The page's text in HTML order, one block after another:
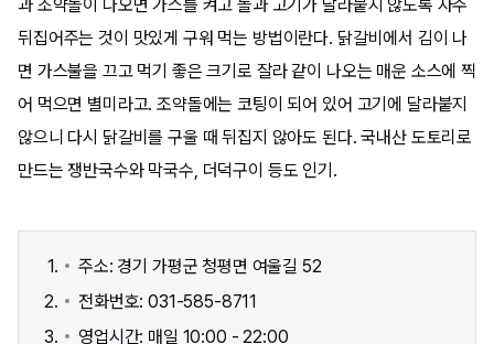
과 조약돌이 나오면 가스를 켜고 돌과 고기가 달라붙지 않도록 자주
뒤집어주는 것이 맛있게 구워 먹는 방법이란다. 닭갈비에서 김이 나
면 가스불을 끄고 먹기 좋은 크기로 잘라 같이 나오는 매운 소스에 찍
어 먹으면 별미라고. 조약돌에는 코팅이 되어 있어 고기에 달라붙지
않으니 다시 닭갈비를 구울 때 뒤집지 않아도 된다. 국내산 도토리로
만드는 쟁반국수와 막국수, 더덕구이 등도 인기.
주소: 경기 가평군 청평면 여울길 52
전화번호: 031-585-8711
영업시간: 매일 10:00 - 22:00